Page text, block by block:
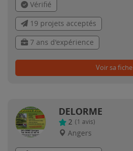
Vérifié
19 projets acceptés
7 ans d'expérience
Voir sa fiche
DELORME
2 (1 avis)
Angers